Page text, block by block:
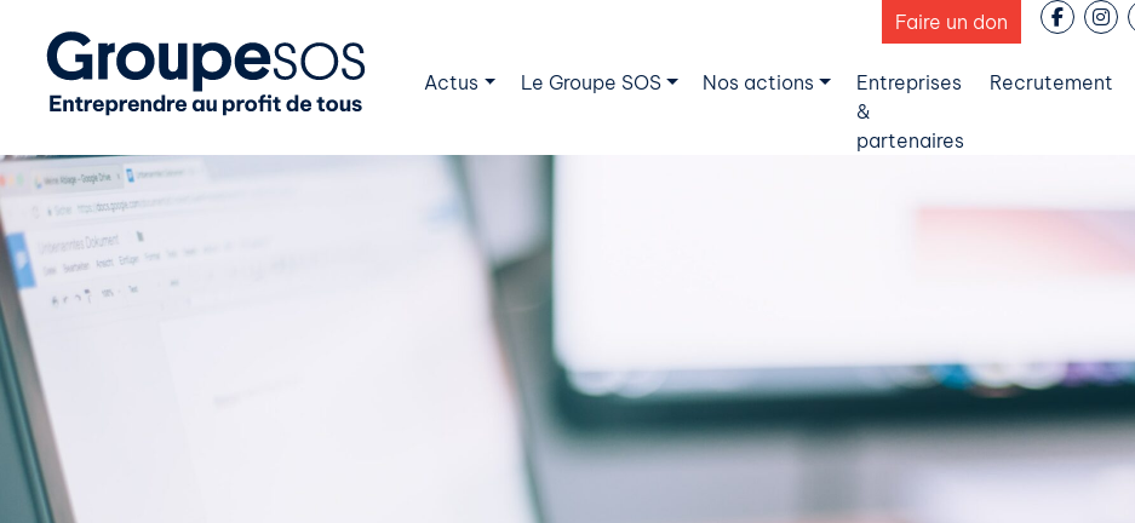
Faire un don
Actus Le Groupe SOS Nos actions
Entreprises
&
partenaires
Recrutement